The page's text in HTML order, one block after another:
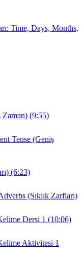
Time, Days, Months,
Zaman) (9:55)
Tense (Geniş
(6:23)
(Sıklık Zarfları)
Dersi 1 (10:06)
Aktivitesi 1